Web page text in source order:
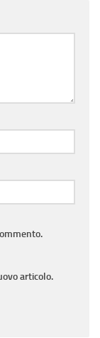
articolo.